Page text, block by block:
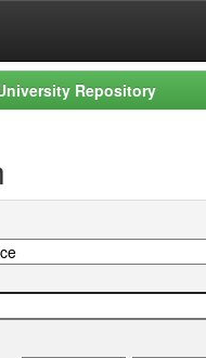
Repository